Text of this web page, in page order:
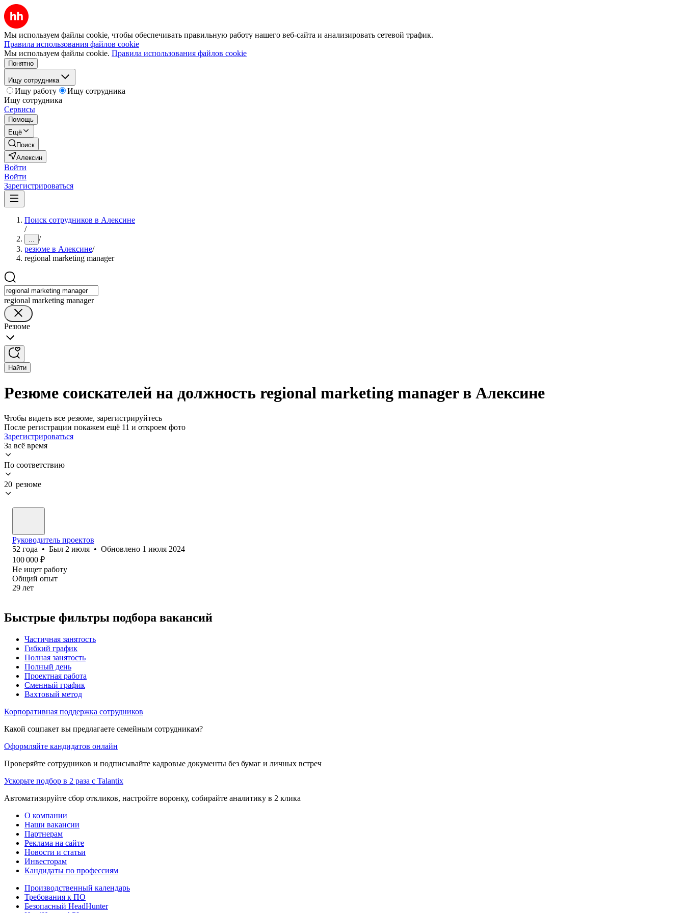
Мы используем файлы cookie, чтобы обеспечивать правильную работу нашего веб-сайта и анализировать сетевой трафик.
Правила использования файлов cookie
Мы используем файлы cookie. Правила использования файлов cookie
Понятно
Ищу сотрудника
Ищу работу
Ищу сотрудника
Ищу сотрудника
Сервисы
Помощь
Ещё
Поиск
Алексин
Войти
Войти
Зарегистрироваться
Поиск сотрудников в Алексине
/
... /
резюме в Алексине/
regional marketing manager
regional marketing manager
Резюме
Найти
Резюме соискателей на должность regional marketing manager в Алексине
Чтобы видеть все резюме, зарегистрируйтесь
После регистрации покажем ещё 11 и откроем фото
Зарегистрироваться
За всё время
По соответствию
20 резюме
Руководитель проектов
52 года • Был 2 июля • Обновлено 1 июля 2024
100 000 ₽
Не ищет работу
Общий опыт
29 лет
Быстрые фильтры подбора вакансий
Частичная занятость
Гибкий график
Полная занятость
Полный день
Проектная работа
Сменный график
Вахтовый метод
Корпоративная поддержка сотрудников
Какой соцпакет вы предлагаете семейным сотрудникам?
Оформляйте кандидатов онлайн
Проверяйте сотрудников и подписывайте кадровые документы без бумаг и личных встреч
Ускорьте подбор в 2 раза с Talantix
Автоматизируйте сбор откликов, настройте воронку, собирайте аналитику в 2 клика
О компании
Наши вакансии
Партнерам
Реклама на сайте
Новости и статьи
Инвесторам
Кандидаты по профессиям
Производственный календарь
Требования к ПО
Безопасный HeadHunter